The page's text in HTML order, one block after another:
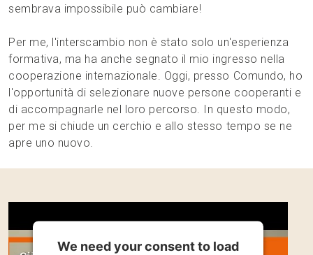
sembrava impossibile può cambiare!
Per me, l'interscambio non è stato solo un'esperienza
formativa, ma ha anche segnato il mio ingresso nella
cooperazione internazionale. Oggi, presso Comundo, ho
l'opportunità di selezionare nuove persone cooperanti e
di accompagnarle nel loro percorso. In questo modo,
per me si chiude un cerchio e allo stesso tempo se ne
apre uno nuovo.
We need your consent to load